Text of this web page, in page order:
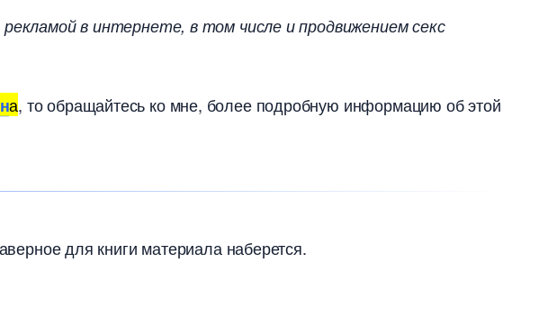
в интернете, в том числе и продвижением секс
а, то обращайтесь ко мне, более подробную информацию об этой
для книги материала наберется.